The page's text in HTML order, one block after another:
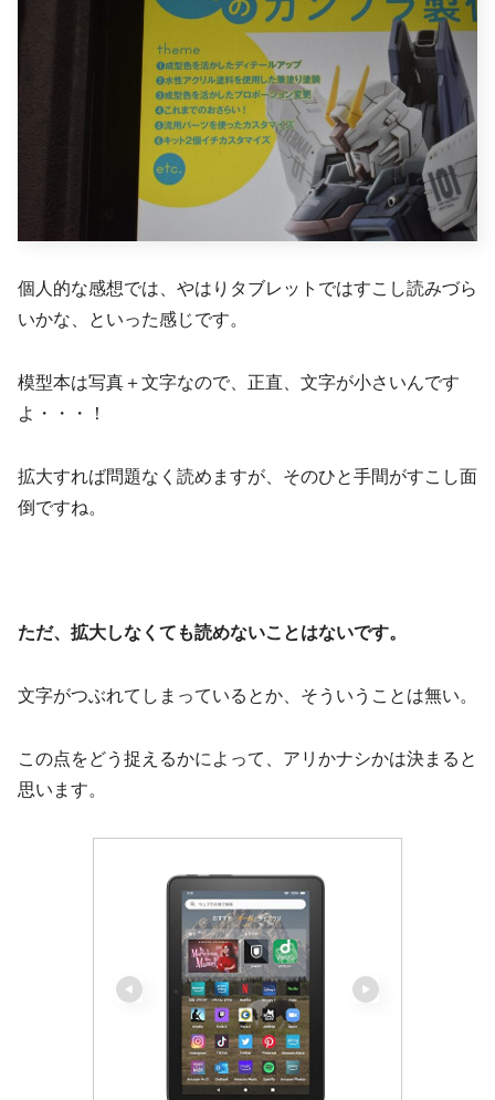
個人的な感想では、やはりタブレットではすこし読みづら
いかな、といった感じです。
模型本は写真＋文字なので、正直、文字が小さいんです
よ・・・！
拡大すれば問題なく読めますが、そのひと手間がすこし面
倒ですね。
ただ、拡大しなくても読めないことはないです。
文字がつぶれてしまっているとか、そういうことは無い。
この点をどう捉えるかによって、アリかナシかは決まると
思います。